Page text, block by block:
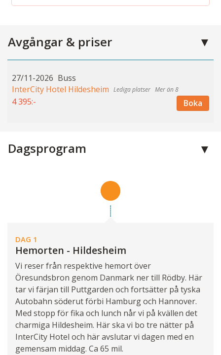
Avgångar & priser
27/11-2026 Buss
InterCity Hotel Hildesheim
Mer än 8
4 395:- Boka
Dagsprogram
DAG 1
Hemorten - Hildesheim
Vi reser från respektive hemort över
Öresundsbron genom Danmark ner till Rödby. Här
tar vi färjan till Puttgarden och fortsätter på tyska
Autobahn söderut förbi Hamburg och Hannover.
Med stopp för fika och lunch når vi på kvällen det
charmiga Hildesheim. Här ska vi bo tre nätter på
InterCity Hotel och här avslutar vi dagen med en
gemensam middag. Ca 65 mil.